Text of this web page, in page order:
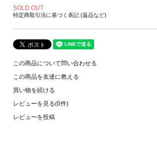
SOLD OUT
特定商取引法に基づく表記 (返品など)
この商品について問い合わせる
この商品を友達に教える
買い物を続ける
レビューを見る(0件)
レビューを投稿